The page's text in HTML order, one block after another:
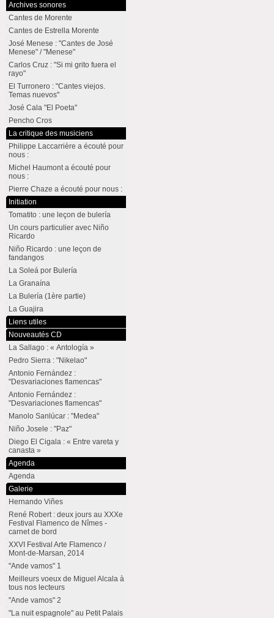
Archives sonores
Cantes de Morente
Cantes de Estrella Morente
José Menese : "Cantes de José
Menese" / "Menese"
Carlos Cruz : "Si mi grito fuera el
rayo"
El Turronero : "Cantes viejos.
Temas nuevos"
José Cala "El Poeta"
Pencho Cros
La critique des musiciens
Philippe Laccarrière a écouté pour
nous :
Michel Haumont a écouté pour
nous :
Pierre Chaze a écouté pour nous :
Initiation
Tomatito : une leçon de bulería
Un cours particulier avec Niño
Ricardo
Niño Ricardo : une leçon de
fandangos
La Soleá por Bulería
La Granaína
La Bulería (1ère partie)
La Guajira
Liens utiles
Nouveautés CD
La Sallago : « Antología »
Pedro Sierra : "Nikelao"
Antonio Fernández :
"Desvariaciones flamencas"
Antonio Fernández :
"Desvariaciones flamencas"
Manolo Sanlúcar : "Medea"
Niño Josele : "Paz"
Diego El Cigala : « Entre vareta y
canasta »
Agenda
Agenda
Galerie
Hernando Viñes
René Robert : deux jours au XXXe
Festival Flamenco de Nîmes -
carnet de bord
XXVI Festival Arte Flamenco /
Mont-de-Marsan, 2014
"Ande vamos" 1
Meilleurs voeux de Miguel Alcala à
tous nos lecteurs
"Ande vamos" 2
"La nuit espagnole" au Petit Palais